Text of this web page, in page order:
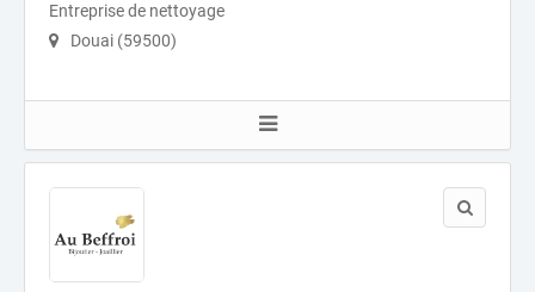
Entreprise de nettoyage
Douai (59500)